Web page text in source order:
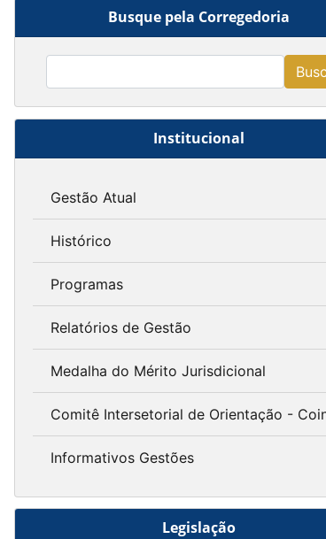
Busque pela Corregedoria
Institucional
Gestão Atual
Histórico
Programas
Relatórios de Gestão
Medalha do Mérito Jurisdicional
Comitê Intersetorial de Orientação -
Informativos Gestões
Legislação